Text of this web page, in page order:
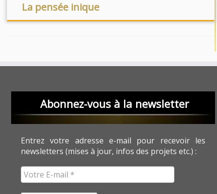
La pensée inique
Abonnez-vous à la newsletter
Entrez votre adresse e-mail pour recevoir les
newsletters (mises à jour, infos des projets etc.) :